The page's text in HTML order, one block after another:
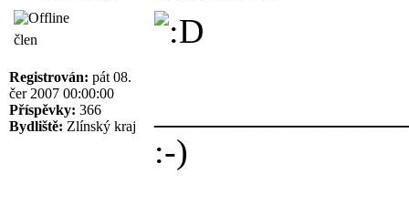
člen
Registrován: pát 08.
čer 2007 00:00:00
Příspěvky: 366
Bydliště: Zlínský kraj
:-)